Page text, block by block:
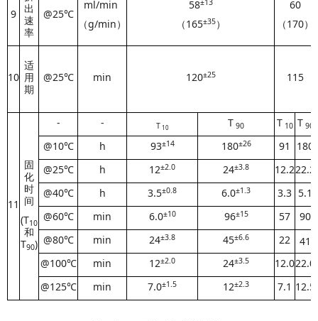
9
出
速
率
@25℃
ml/min
（g/min）
58
（165±35）
60
（170）
10
适
用
期
@25℃ min 120±25 115
11
固
化
时
间
(T10
和
T90)
- - T 10 T 90 T 10 T 90
@10℃ h 93±14 180±26 91
180
@25℃
h 12±2.0 24±3.8 12.222.2
@40℃
h 3.5±0.8 6.0±1.3 3.3 5.1
@60℃
min 6.0±10 96±15 57
90
@80℃
min 24±3.8 45±6.6 22
41
@100℃
min 12±2.0 24±3.5 12.022.0
@125℃
min 7.0±1.5 12±2.3 7.1 12.5